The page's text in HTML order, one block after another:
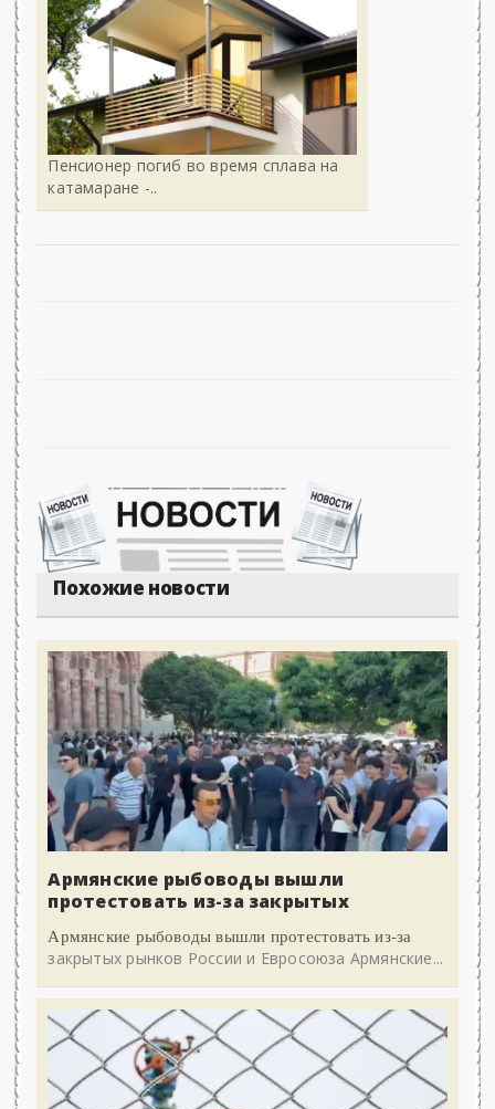
Пенсионер погиб во время сплава на
катамаране -..
Похожие новости
Армянские рыбоводы вышли
протестовать из-за закрытых
Армянские рыбоводы вышли протестовать из-за
закрытых рынков России и Евросоюза Армянские...